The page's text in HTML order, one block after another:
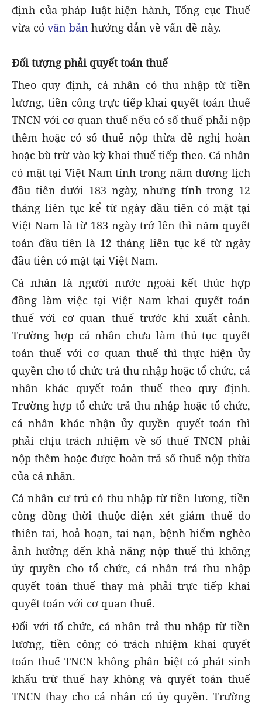
định của pháp luật hiện hành, Tổng cục Thuế
vừa có văn bản hướng dẫn về vấn đề này.
Đối tượng phải quyết toán thuế
Theo quy định, cá nhân có thu nhập từ tiền
lương, tiền công trực tiếp khai quyết toán thuế
TNCN với cơ quan thuế nếu có số thuế phải nộp
thêm hoặc có số thuế nộp thừa đề nghị hoàn
hoặc bù trừ vào kỳ khai thuế tiếp theo. Cá nhân
có mặt tại Việt Nam tính trong năm dương lịch
đầu tiên dưới 183 ngày, nhưng tính trong 12
tháng liên tục kể từ ngày đầu tiên có mặt tại
Việt Nam là từ 183 ngày trở lên thì năm quyết
toán đầu tiên là 12 tháng liên tục kể từ ngày
đầu tiên có mặt tại Việt Nam.
Cá nhân là người nước ngoài kết thúc hợp
đồng làm việc tại Việt Nam khai quyết toán
thuế với cơ quan thuế trước khi xuất cảnh.
Trường hợp cá nhân chưa làm thủ tục quyết
toán thuế với cơ quan thuế thì thực hiện ủy
quyền cho tổ chức trả thu nhập hoặc tổ chức, cá
nhân khác quyết toán thuế theo quy định.
Trường hợp tổ chức trả thu nhập hoặc tổ chức,
cá nhân khác nhận ủy quyền quyết toán thì
phải chịu trách nhiệm về số thuế TNCN phải
nộp thêm hoặc được hoàn trả số thuế nộp thừa
của cá nhân.
Cá nhân cư trú có thu nhập từ tiền lương, tiền
công đồng thời thuộc diện xét giảm thuế do
thiên tai, hoả hoạn, tai nạn, bệnh hiểm nghèo
ảnh hưởng đến khả năng nộp thuế thì không
ủy quyền cho tổ chức, cá nhân trả thu nhập
quyết toán thuế thay mà phải trực tiếp khai
quyết toán với cơ quan thuế.
Đối với tổ chức, cá nhân trả thu nhập từ tiền
lương, tiền công có trách nhiệm khai quyết
toán thuế TNCN không phân biệt có phát sinh
khấu trừ thuế hay không và quyết toán thuế
TNCN thay cho cá nhân có ủy quyền. Trường